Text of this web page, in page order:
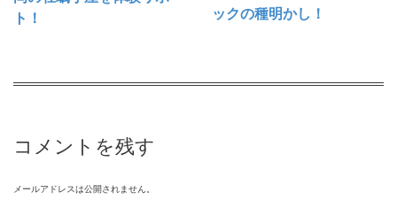
ト！
ックの種明かし！
コメントを残す
メールアドレスは公開されません。